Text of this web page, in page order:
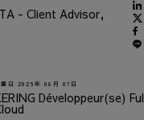
- Client Advisor,
日 2026年 08月 07日
Développeur(se)